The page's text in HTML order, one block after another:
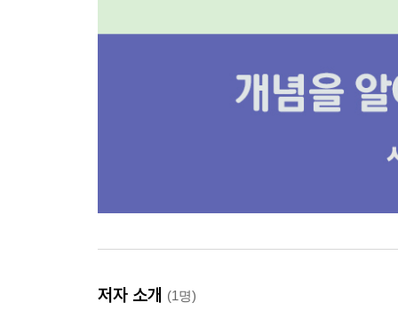
172 신간회
180 한인 애국단
183 청산리 대첩
저자 소개 (1명)